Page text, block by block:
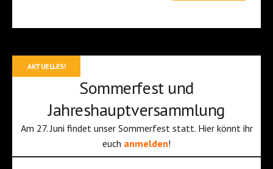
AKTUELLES!
Sommerfest und
Jahreshauptversammlung
Am 27. Juni findet unser Sommerfest statt. Hier könnt ihr
euch anmelden!